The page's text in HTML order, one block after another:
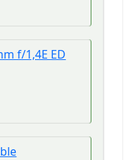
f/1,4E ED